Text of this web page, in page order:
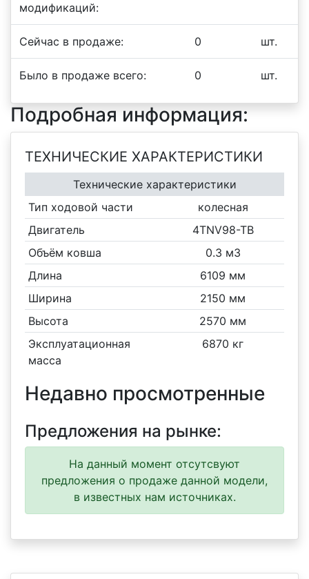
модификаций:
Сейчас в продаже: 0 шт.
Было в продаже всего: 0 шт.
Подробная информация:
ТЕХНИЧЕСКИЕ ХАРАКТЕРИСТИКИ
Технические характеристики
Тип ходовой части
колесная
Двигатель
4TNV98-TB
Объём ковша
0.3 м3
Длина
6109 мм
Ширина
2150 мм
Высота
2570 мм
Эксплуатационная
масса
6870 кг
Недавно просмотренные
Предложения на рынке:
На данный момент отсутсвуют
предложения о продаже данной модели,
в известных нам источниках.